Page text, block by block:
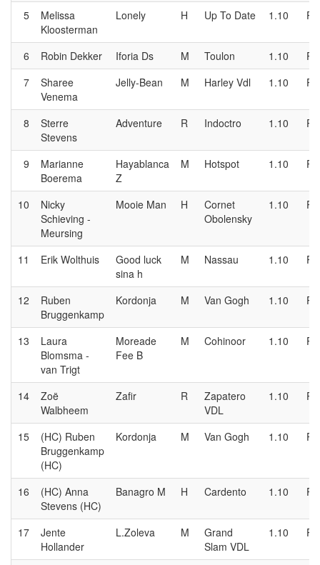
5
Melissa
Kloosterman
Lonely H Up To Date 1.10 P
6 Robin Dekker Iforia Ds M Toulon 1.10
P
7
Sharee
Venema
Jelly-Bean M Harley Vdl 1.10 P
8
Sterre
Stevens
Adventure R Indoctro 1.10 P
9
Marianne
Boerema
Hayablanca
Z
M Hotspot 1.10 P
10
Nicky
Schieving -
Meursing
Mooie Man H
Cornet
Obolensky
1.10 P
11 Erik Wolthuis
Good luck
sina h
M Nassau 1.10 P
12
Ruben
Bruggenkamp
Kordonja M Van Gogh 1.10 P
13
Laura
Blomsma -
van Trigt
Moreade
Fee B
M Cohinoor 1.10 P
14
Zoë
Walbheem
Zafir R
Zapatero
VDL
1.10 P
15
(HC) Ruben
Bruggenkamp
(HC)
Kordonja M Van Gogh 1.10 P
16
(HC) Anna
Stevens (HC)
Banagro M H Cardento 1.10 P
17
Jente
Hollander
L.Zoleva M
Grand
Slam VDL
1.10 P